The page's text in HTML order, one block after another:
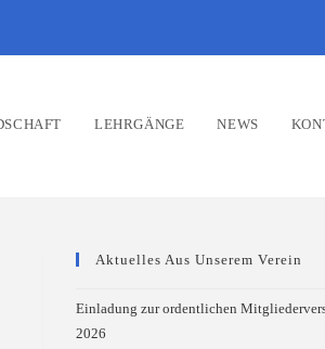
LEHRGÄNGE NEWS
Aktuelles Aus Unserem Verein
Einladung zur ordentlichen
2026